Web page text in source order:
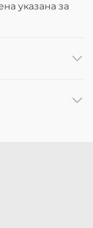
указана за